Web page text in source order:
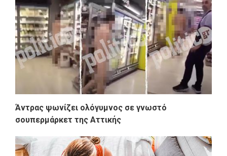
Άντρας ψωνίζει ολόγυμνος σε γνωστό
σουπερμάρκετ της Αττικής